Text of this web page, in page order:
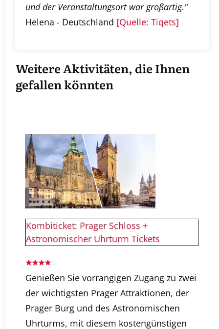
und der Veranstaltungsort war großartig."
Helena - Deutschland [Quelle: Tiqets]
Weitere Aktivitäten, die Ihnen
gefallen könnten
Kombiticket: Prager Schloss +
Astronomischer Uhrturm Tickets
Genießen Sie vorrangigen Zugang zu zwei
der wichtigsten Prager Attraktionen, der
Prager Burg und des Astronomischen
Uhrturms, mit diesem kostengünstigen